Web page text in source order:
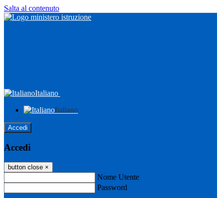
Salta al contenuto
Italiano
Italiano
Accedi
Accedi
button close ×
Nome Utente
Password